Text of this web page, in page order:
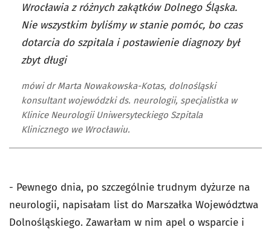
Wrocławia z różnych zakątków Dolnego Śląska.
Nie wszystkim byliśmy w stanie pomóc, bo czas
dotarcia do szpitala i postawienie diagnozy był
zbyt długi
mówi dr Marta Nowakowska-Kotas, dolnośląski
konsultant wojewódzki ds. neurologii, specjalistka w
Klinice Neurologii Uniwersyteckiego Szpitala
Klinicznego we Wrocławiu.
- Pewnego dnia, po szczególnie trudnym dyżurze na
neurologii, napisałam list do Marszałka Województwa
Dolnośląskiego. Zawarłam w nim apel o wsparcie i